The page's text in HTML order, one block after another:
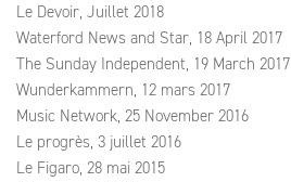
Le Devoir, Juillet 2018
Waterford News and Star, 18 April 2017
The Sunday Independent, 19 March 2017
Wunderkammern, 12 mars 2017
Music Network, 25 November 2016
Le progrès, 3 juillet 2016
Le Figaro, 28 mai 2015